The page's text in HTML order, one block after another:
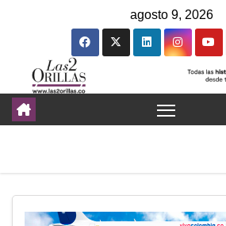
agosto 9, 2026